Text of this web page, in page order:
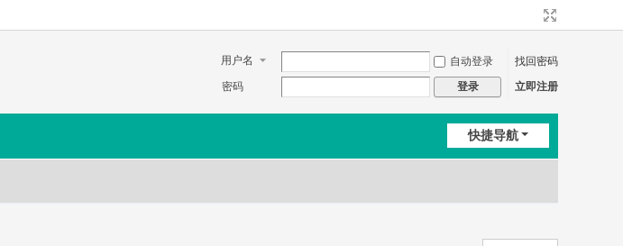
用户名 自动登录
找回密码
密码
登录 立即注册
快捷导航